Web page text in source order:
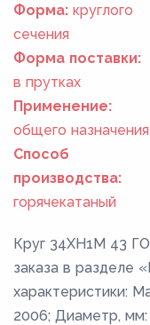
Форма: круглого
сечения
Форма поставки:
в прутках
Применение:
общего назначения
Способ
производства:
горячекатаный
Круг 34ХН1М 43
заказа в разделе
характеристики:
2006; Диаметр, мм: